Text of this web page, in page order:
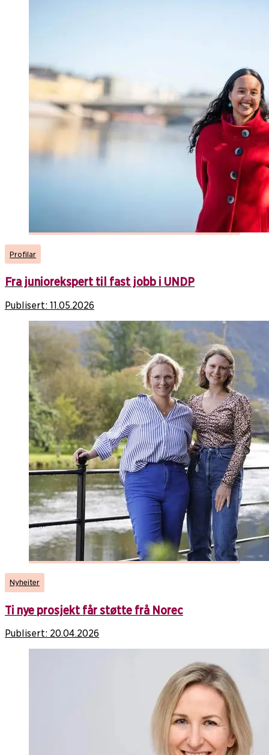
Profilar
Fra juniorekspert til fast jobb i UNDP
Publisert: 11.05.2026
Nyheiter
Ti nye prosjekt får støtte frå Norec
Publisert: 20.04.2026